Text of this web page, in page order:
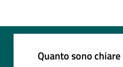
Quanto sono